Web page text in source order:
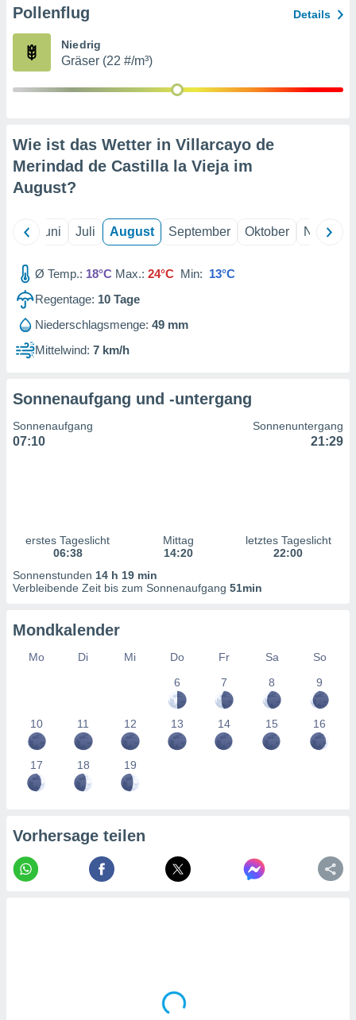
zur
von
von
von
von
der
zur
Inhalten.
durch
von
Pollenflug Details
Niedrig
Gräser (22 #/m³)
Wie ist das Wetter in Villarcayo de
Merindad de Castilla la Vieja im
August?
Juni Juli August September Oktober
Ø Temp.: 18°C Max.: 24°C Min: 13°C
Regentage: 10 Tage
Niederschlagsmenge: 49 mm
Mittelwind: 7 km/h
Sonnenaufgang und -untergang
Sonnenaufgang
07:10
Sonnenuntergang
21:29
erstes Tageslicht
06:38
Mittag
14:20
letztes Tageslicht
22:00
Sonnenstunden 14 h 19 min
Verbleibende Zeit bis zum Sonnenaufgang 51min
Mondkalender
Mo Di Mi Do Fr Sa
So
6
7 8 9
10 11 12 13 14 15 16
17 18 19
Vorhersage teilen